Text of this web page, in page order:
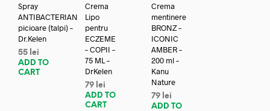
Spray
ANTIBACTERIAN
picioare (talpi) –
Dr.Kelen
55 lei
ADD TO
CART
Crema
Lipo
pentru
ECZEME
– COPII –
75 ML –
DrKelen
79 lei
ADD TO
CART
Crema
mentinere
BRONZ –
ICONIC
AMBER –
200 ml –
Kanu
Nature
79 lei
ADD TO